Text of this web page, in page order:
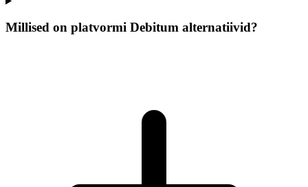
Millised on platvormi Debitum alternatiivid?